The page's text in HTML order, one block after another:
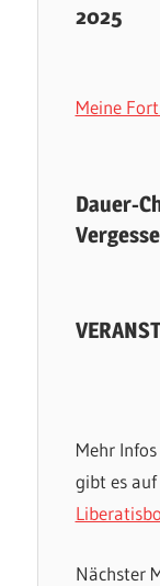
2025
Meine
Dauer-
Mehr
gibt es auf
Nächster